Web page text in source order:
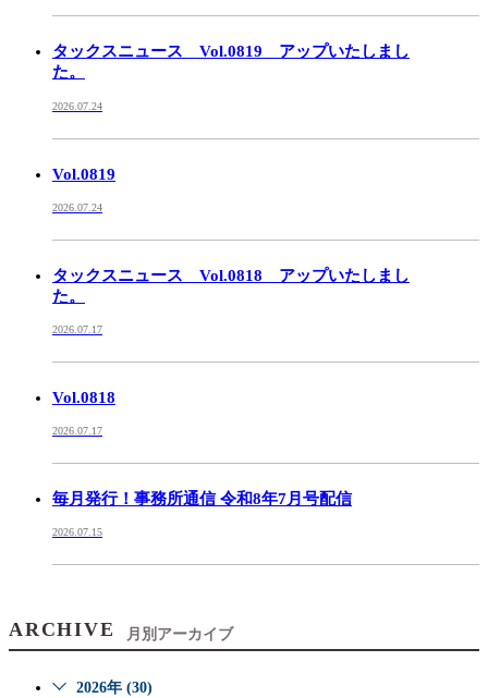
タックスニュース Vol.0819 アップいたしまし
た。
2026.07.24
Vol.0819
2026.07.24
タックスニュース Vol.0818 アップいたしまし
た。
2026.07.17
Vol.0818
2026.07.17
毎月発行！事務所通信 令和8年7月号配信
2026.07.15
ARCHIVE 月別アーカイブ
2026年 (30)